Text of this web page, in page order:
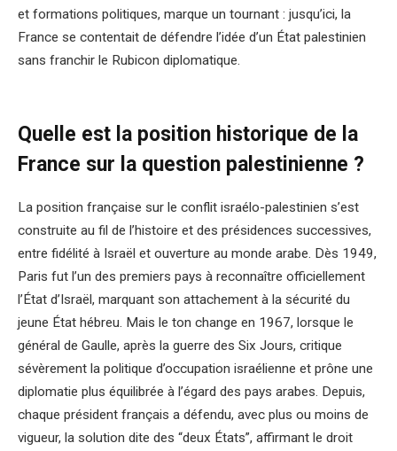
et formations politiques, marque un tournant : jusqu’ici, la
France se contentait de défendre l’idée d’un État palestinien
sans franchir le Rubicon diplomatique.
Quelle est la position historique de la
France sur la question palestinienne ?
La position française sur le conflit israélo-palestinien s’est
construite au fil de l’histoire et des présidences successives,
entre fidélité à Israël et ouverture au monde arabe. Dès 1949,
Paris fut l’un des premiers pays à reconnaître officiellement
l’État d’Israël, marquant son attachement à la sécurité du
jeune État hébreu. Mais le ton change en 1967, lorsque le
général de Gaulle, après la guerre des Six Jours, critique
sévèrement la politique d’occupation israélienne et prône une
diplomatie plus équilibrée à l’égard des pays arabes. Depuis,
chaque président français a défendu, avec plus ou moins de
vigueur, la solution dite des “deux États”, affirmant le droit